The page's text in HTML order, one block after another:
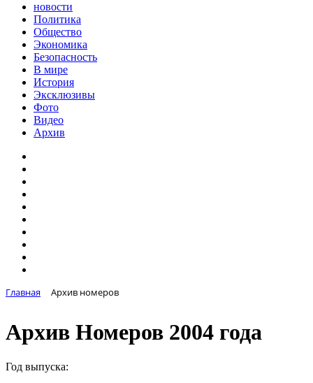
новости
Политика
Общество
Экономика
Безопасность
В мире
История
Эксклюзивы
Фото
Видео
Архив
Главная Архив номеров
Архив Номеров 2004 года
Год выпуска: